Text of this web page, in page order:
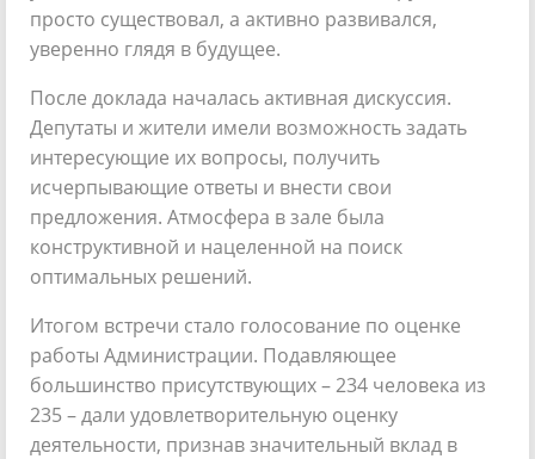
просто существовал, а активно развивался,
уверенно глядя в будущее.
После доклада началась активная дискуссия.
Депутаты и жители имели возможность задать
интересующие их вопросы, получить
исчерпывающие ответы и внести свои
предложения. Атмосфера в зале была
конструктивной и нацеленной на поиск
оптимальных решений.
Итогом встречи стало голосование по оценке
работы Администрации. Подавляющее
большинство присутствующих – 234 человека из
235 – дали удовлетворительную оценку
деятельности, признав значительный вклад в